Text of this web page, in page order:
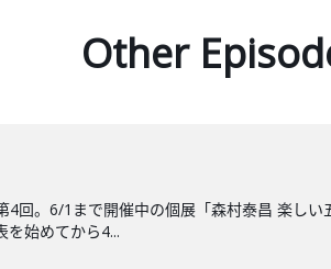
Other
回。6/1まで開催中の個展「森村泰昌 楽し
を始めてから4...